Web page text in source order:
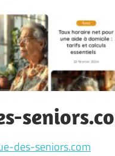
des-seniors.com